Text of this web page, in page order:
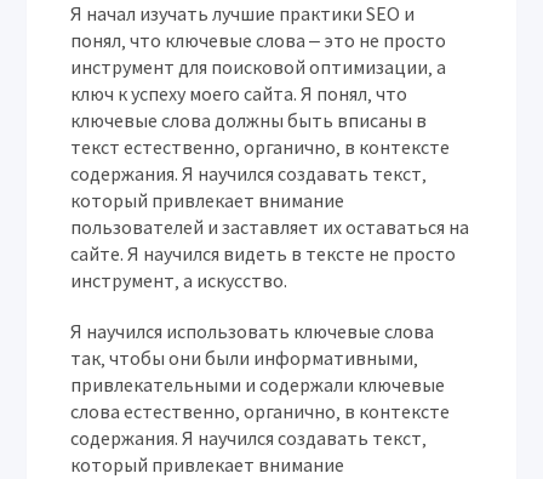
Я начал изучать лучшие практики SEO и
понял‚ что ключевые слова ‒ это не просто
инструмент для поисковой оптимизации‚ а
ключ к успеху моего сайта. Я понял‚ что
ключевые слова должны быть вписаны в
текст естественно‚ органично‚ в контексте
содержания. Я научился создавать текст‚
который привлекает внимание
пользователей и заставляет их оставаться на
сайте. Я научился видеть в тексте не просто
инструмент‚ а искусство.
Я научился использовать ключевые слова
так‚ чтобы они были информативными‚
привлекательными и содержали ключевые
слова естественно‚ органично‚ в контексте
содержания. Я научился создавать текст‚
который привлекает внимание